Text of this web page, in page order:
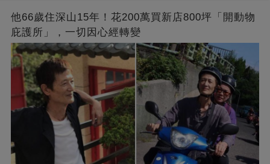
他66歲住深山15年！花200萬買新店800坪「開動物
庇護所」，一切因心經轉變